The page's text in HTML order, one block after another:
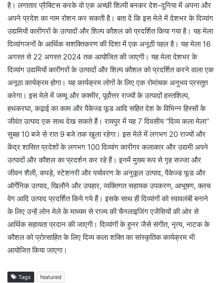
है। लगातार प्रैक्टिस करके वो एक अच्छी शिल्पी बनकर देश-दुनिया में अपना और
अपने प्रदेश का नाम रोशन कर सकती है। बता दें कि इस मेले में देशभर के दिव्यांग
उद्यमियों कारीगरों के उत्पादों और शिल्प कौशल को प्रदर्शित किया गया है। यह मेला
दिव्यांगजनों के आर्थिक सशक्तिकरण की दिशा में एक अनूठी पहल है। यह मेला 16
अगस्त से 22 अगस्त 2024 तक आयोजित की जाएगी। यह मेला देशभर के
दिव्यांग उद्यमियों कारीगरों के उत्पादों और शिल्प कौशल को प्रदर्शित करने वाला एक
अनूठा कार्यक्रम होगा। यह कार्यक्रम लोगों के लिए एक रोमांचक अनुभव प्रस्तुत
करेगा। इस मेले में जम्मू और कश्मीर, पूर्वोत्तर राज्यों के उत्पादों हस्तशिल्प,
हथकरघा, कढ़ाई का काम और पैकेज्ड फूड आदि सहित देश के विभिन्न हिस्सों के
जीवंत उत्पाद एक साथ देख सकते हैं। रायपुर में यह 7 दिवसीय ‘‘दिव्य कला मेला‘‘
सुबह 10 बजे से रात 9 बजे तक खुला रहेगा। इस मेले में लगभग 20 राज्यों और
केंद्र शासित प्रदेशों के लगभग 100 दिव्यांग कारीगर कलाकार और उद्यमी अपने
उत्पादों और कौशल का प्रदर्शन कर रहे हैं। इनमें मुख्य रूप से गृह सज्जा और
जीवन शैली, कपड़े, स्टेशनरी और पर्यावरण के अनुकूल उत्पाद, पैकेज्ड फूड और
ऑर्गेनिक उत्पाद, खिलौने और उपहार, व्यक्तिगत सहायक उपकरण, आभूषण, क्लच
वेग आदि उत्पाद प्रदर्शित किये गये हैं। इसके साथ ही दिव्यांगों को स्वावलंबी बनाने
के लिए उन्हें लोन मेले के माध्यम से राज्य की चैनलाइजिंग एजेंसियों की ओर से
आर्थिक सहायता प्रदान की जाएगी। दिव्यांगों के हुनर जैसे संगीत, नृत्य, नाटक के
कौशल को प्रोत्साहित के लिए दिव्य कला शक्ति का सांस्कृतिक कार्यक्रम भी
आयोजित किया जाएगा।
Tags featured